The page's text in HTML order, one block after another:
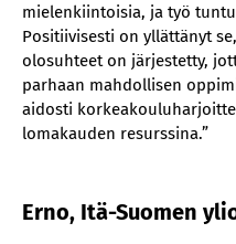
mielenkiintoisia, ja työ
Positiivisesti on yllättänyt
olosuhteet on järjestetty,
parhaan mahdollisen
aidosti
lomakauden resurssina.”
Erno, Itä-Suomen